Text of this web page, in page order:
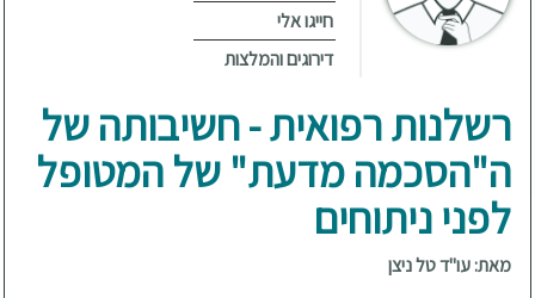
חייגו אלי
דירוגים והמלצות
רשלנות רפואית - חשיבותה של
ה"הסכמה מדעת" של המטופל
לפני ניתוחים
מאת: עו"ד טל ניצן